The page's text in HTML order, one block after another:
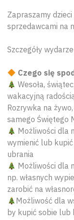
Zapraszamy
sprzedawcami na
Szczegóły
Czego się
Wesoła,
wakacyjną
Rozrywka na
samego Świętego
Możliwości dla
wymienić lub
ubrania
Możliwości dla
np. własnych
zarobić na
Możliwość dla
by kupić sobie lub